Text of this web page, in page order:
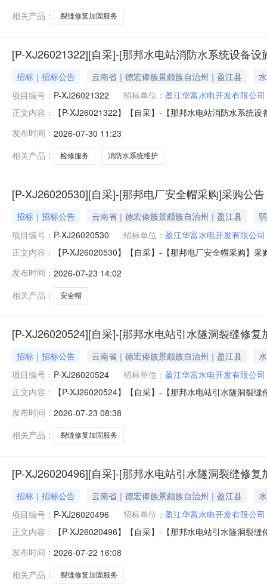
相关产品：
裂缝修复加固服务
[P-XJ26021322][自采]-[那邦水电站消防水系统设备
招标｜招标公告 云南省｜德宏傣族景颇族自治州｜盈江县
项目编号： P-XJ26021322 招标单位： 盈江华富水电开发有限公司
正文内容：
【P-XJ26021322】【自采】-【那邦水电站消防水系统
发布时间： 2026-07-30 11:23
相关产品：
检修服务 消防水系统维护
[P-XJ26020530][自采]-[那邦电厂安全帽采购]采购公告
招标｜招标公告 云南省｜德宏傣族景颇族自治州｜盈江县
项目编号： P-XJ26020530 招标单位： 盈江华富水电开发有限公司
正文内容：
【P-XJ26020530】【自采】-【那邦电厂安全帽采购】
发布时间： 2026-07-23 14:02
相关产品：
安全帽
[P-XJ26020524][自采]-[那邦水电站引水隧洞裂缝修复
招标｜招标公告 云南省｜德宏傣族景颇族自治州｜盈江县
项目编号： P-XJ26020524 招标单位： 盈江华富水电开发有限公司
正文内容：
【P-XJ26020524】【自采】-【那邦水电站引水隧洞裂
发布时间： 2026-07-23 08:38
相关产品：
裂缝修复加固服务
[P-XJ26020496][自采]-[那邦水电站引水隧洞裂缝修复
招标｜招标公告 云南省｜德宏傣族景颇族自治州｜盈江县
项目编号： P-XJ26020496 招标单位： 盈江华富水电开发有限公司
正文内容：
【P-XJ26020496】【自采】-【那邦水电站引水隧洞裂
发布时间： 2026-07-22 16:08
相关产品：
裂缝修复加固服务